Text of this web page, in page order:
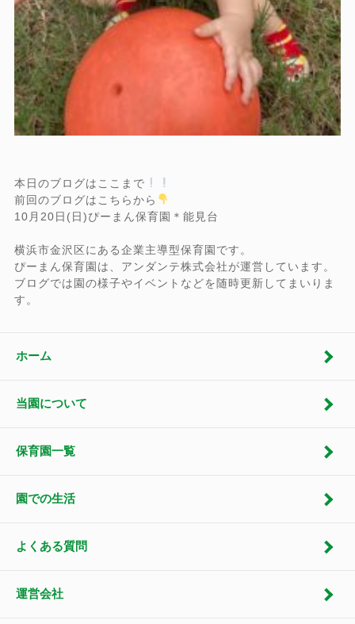
本日のブログはここまで
前回のブログはこちらから
10月20日(日)ぴーまん保育園＊能見台
横浜市金沢区にある企業主導型保育園です。
ぴーまん保育園は、アンダンテ株式会社が運営しています。
ブログでは園の様子やイベントなどを随時更新してまいりま
す。
ホーム
当園について
保育園一覧
園での生活
よくある質問
運営会社